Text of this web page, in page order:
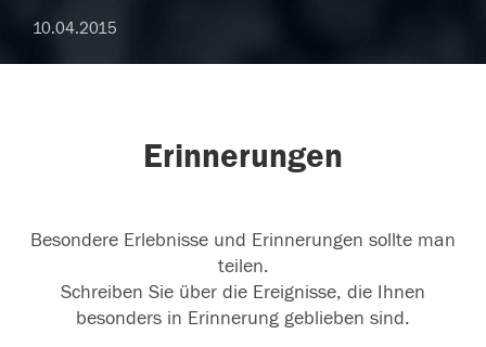
10.04.2015
Erinnerungen
Besondere Erlebnisse und Erinnerungen sollte man
teilen.
Schreiben Sie über die Ereignisse, die Ihnen
besonders in Erinnerung geblieben sind.